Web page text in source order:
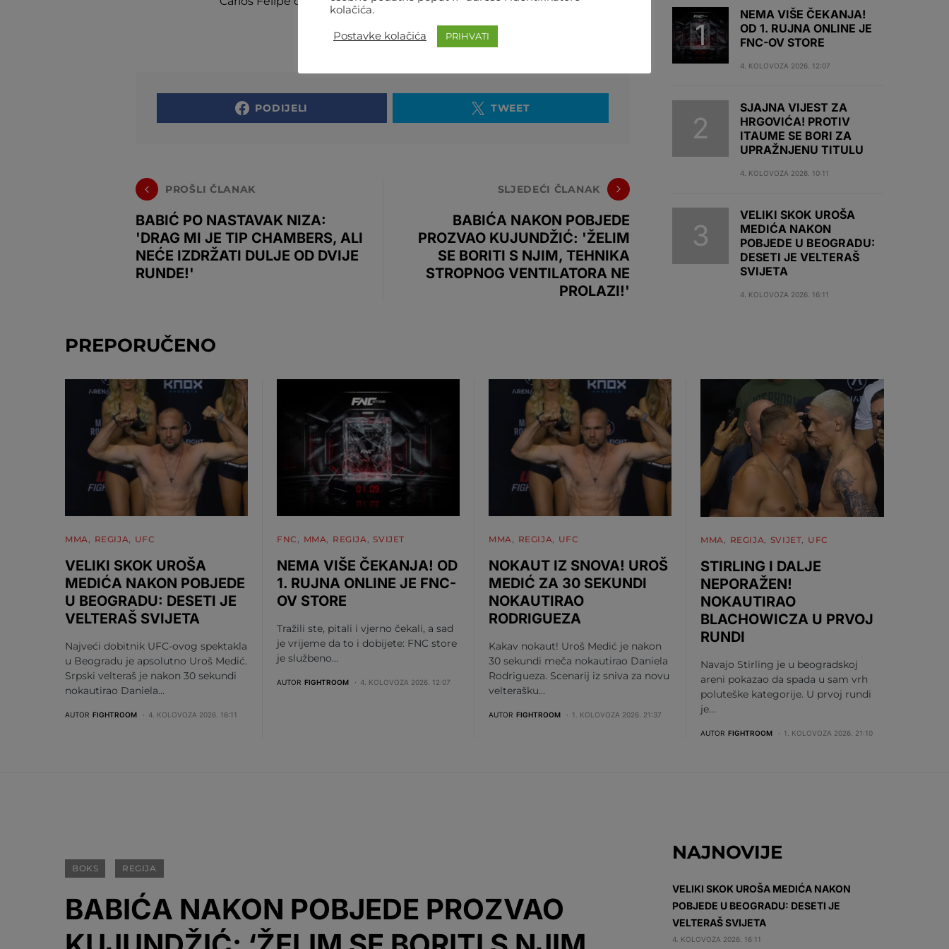
PODIJELI TWEET
PROŠLI ČLANAK
BABIĆ PO NASTAVAK NIZA:
'DRAG MI JE TIP CHAMBERS, ALI
NEĆE IZDRŽATI DULJE OD DVIJE
RUNDE!'
SLJEDEĆI ČLANAK
BABIĆA NAKON POBJEDE
PROZVAO KUJUNDŽIĆ: 'ŽELIM
SE BORITI S NJIM, TEHNIKA
STROPNOG VENTILATORA NE
PROLAZI!'
NEMA VIŠE ČEKANJA!
OD 1. RUJNA ONLINE JE
FNC-OV STORE
4. KOLOVOZA 2026. 12:07
SJAJNA VIJEST ZA
HRGOVIĆA! PROTIV
ITAUME SE BORI ZA
UPRAŽNJENU TITULU
4. KOLOVOZA 2026. 10:11
VELIKI SKOK UROŠA
MEDIĆA NAKON
POBJEDE U BEOGRADU:
DESETI JE VELTERAŠ
SVIJETA
4. KOLOVOZA 2026. 16:11
PREPORUČENO
MMA REGIJA UFC
VELIKI SKOK UROŠA
MEDIĆA NAKON POBJEDE
U BEOGRADU: DESETI JE
VELTERAŠ SVIJETA
Najveći dobitnik UFC-ovog spektakla
u Beogradu je apsolutno Uroš Medić.
Srpski velteraš je nakon 30 sekundi
nokautirao Daniela…
AUTOR FIGHTROOM 4. KOLOVOZA 2026. 16:11
FNC MMA REGIJA SVIJET
NEMA VIŠE ČEKANJA! OD
1. RUJNA ONLINE JE FNC-
OV STORE
Tražili ste, pitali i vjerno čekali, a sad
je vrijeme da to i dobijete: FNC store
je službeno…
AUTOR FIGHTROOM 4. KOLOVOZA 2026. 12:07
MMA REGIJA UFC
NOKAUT IZ SNOVA! UROŠ
MEDIĆ ZA 30 SEKUNDI
NOKAUTIRAO
RODRIGUEZA
Kakav nokaut! Uroš Medić je nakon
30 sekundi meča nokautirao Daniela
Rodrigueza. Scenarij iz sniva za novu
velterašku…
AUTOR FIGHTROOM 1. KOLOVOZA 2026. 21:37
MMA REGIJA SVIJET UFC
STIRLING I DALJE
NEPORAŽEN!
NOKAUTIRAO
BLACHOWICZA U PRVOJ
RUNDI
Navajo Stirling je u beogradskoj
areni pokazao da spada u sam vrh
poluteške kategorije. U prvoj rundi
je…
AUTOR FIGHTROOM 1. KOLOVOZA 2026. 21:10
BOKS REGIJA
BABIĆA NAKON POBJEDE PROZVAO
NAJNOVIJE
VELIKI SKOK UROŠA MEDIĆA NAKON
POBJEDE U BEOGRADU: DESETI JE
VELTERAŠ SVIJETA
4. KOLOVOZA 2026. 16:11
kolačića.
Postavke kolačića PRIHVATI